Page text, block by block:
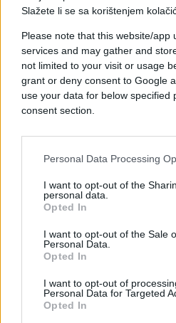
Slažete li se sa korištenjem
Please note that this website/app
services and may gather and
not limited to your visit or usage
grant or deny consent to Google
use your data for below specified
consent section.
Personal Data Processing
I want to opt-out of the
personal data.
Opted In
I want to opt-out of the Sale
Personal Data.
Opted In
I want to opt-out of
Personal Data for Targeted
Opted In
branio potez kao pažljivo
višeslojni proces koji
ključnih čelnika američke
lanca zapovijedanja“,
glasnogovornika
bila neočekivana odluka
Njemačko povlačenje još je
relativno malom smanjenju
vojnika u Njemačkoj, potez
posljedicama javnog